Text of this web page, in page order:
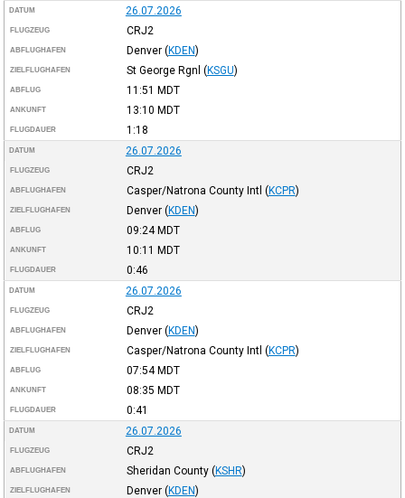
DATUM 26.07.2026
FLUGZEUG CRJ2
ABFLUGHAFEN Denver (KDEN)
ZIELFLUGHAFEN St George Rgnl (KSGU)
ABFLUG 11:51 MDT
ANKUNFT 13:10 MDT
FLUGDAUER 1:18
DATUM 26.07.2026
FLUGZEUG CRJ2
ABFLUGHAFEN Casper/Natrona County Intl (KCPR)
ZIELFLUGHAFEN Denver (KDEN)
ABFLUG 09:24MDT
ANKUNFT 10:11 MDT
FLUGDAUER 0:46
DATUM 26.07.2026
FLUGZEUG CRJ2
ABFLUGHAFEN Denver (KDEN)
ZIELFLUGHAFEN Casper/Natrona County Intl (KCPR)
ABFLUG 07:54MDT
ANKUNFT 08:35 MDT
FLUGDAUER 0:41
DATUM 26.07.2026
FLUGZEUG CRJ2
ABFLUGHAFEN Sheridan County (KSHR)
ZIELFLUGHAFEN Denver (KDEN)